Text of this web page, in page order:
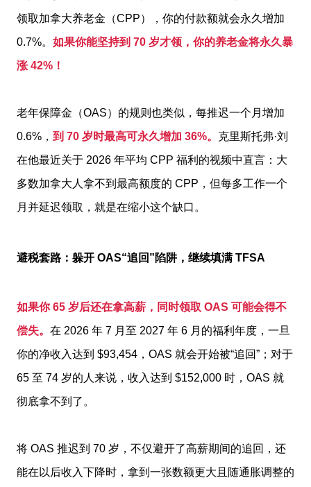
领取加拿大养老金（CPP），你的付款额就会永久增加
0.7%。 如果你能坚持到 70 岁才领，你的养老金将永久暴
涨 42%！
老年保障金（OAS）的规则也类似，每推迟一个月增加
0.6%， 到 70 岁时最高可永久增加 36%。 克里斯托弗·刘
在他最近关于 2026 年平均 CPP 福利的视频中直言：大
多数加拿大人拿不到最高额度的 CPP，但每多工作一个
月并延迟领取，就是在缩小这个缺口。
避税套路：躲开 OAS“追回”陷阱，继续填满 TFSA
如果你 65 岁后还在拿高薪，同时领取 OAS 可能会得不
偿失。 在 2026 年 7 月至 2027 年 6 月的福利年度，一旦
你的净收入达到 $93,454，OAS 就会开始被“追回”；对于
65 至 74 岁的人来说，收入达到 $152,000 时，OAS 就
彻底拿不到了。
将 OAS 推迟到 70 岁，不仅避开了高薪期间的追回，还
能在以后收入下降时，拿到一张数额更大且随通胀调整的